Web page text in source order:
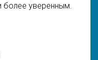
более уверенным.